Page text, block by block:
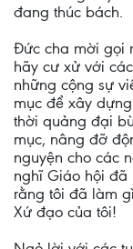
đang thúc bách.
Đức cha mời gọi
hãy cư xử với
những cộng sự
mục để xây
thời quảng đại
mục, nâng đỡ
nguyện cho các
nghĩ Giáo hội đã
rằng tôi đã làm
Xứ đạo của tôi!